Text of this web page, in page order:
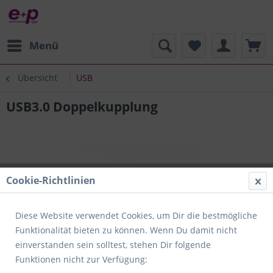
Menü
Übersicht USB
USB3.0 Doppelkupplung
Cookie-Richtlinien
Diese Website verwendet Cookies, um Dir die bestmögliche
Funktionalität bieten zu können. Wenn Du damit nicht
einverstanden sein solltest, stehen Dir folgende
Funktionen nicht zur Verfügung: